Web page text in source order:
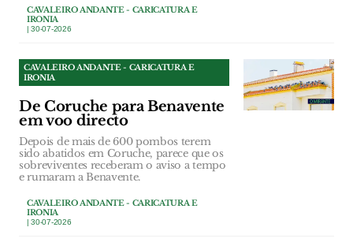
CAVALEIRO ANDANTE - CARICATURA E
IRONIA
| 30-07-2026
CAVALEIRO ANDANTE - CARICATURA E
IRONIA
De Coruche para Benavente
em voo directo
Depois de mais de 600 pombos terem
sido abatidos em Coruche, parece que os
sobreviventes receberam o aviso a tempo
e rumaram a Benavente.
CAVALEIRO ANDANTE - CARICATURA E
IRONIA
| 30-07-2026